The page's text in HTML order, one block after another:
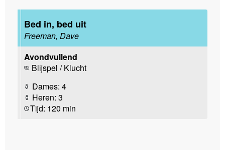
Bed in, bed uit
Freeman, Dave
Avondvullend
Blijspel / Klucht
Dames: 4
Heren: 3
Tijd: 120 min